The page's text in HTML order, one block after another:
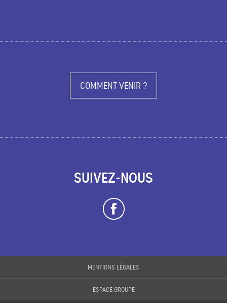
COMMENT VENIR ?
SUIVEZ-NOUS
MENTIONS LÉGALES
ESPACE GROUPE